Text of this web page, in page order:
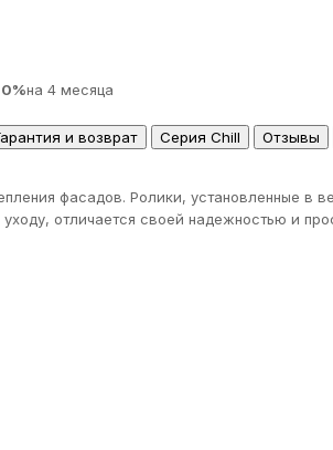
на 4 месяца
и возврат Серия Chill Отзывы
фасадов. Ролики, установленные
отличается своей надежностью и